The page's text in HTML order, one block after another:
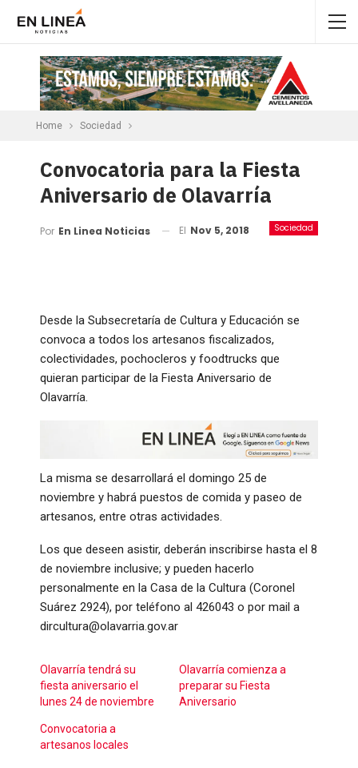
Home Sociedad
Convocatoria para la Fiesta
Aniversario de Olavarría
Sociedad
Por En Linea Noticias El Nov 5, 2018
Desde la Subsecretaría de Cultura y Educación se
convoca a todos los artesanos fiscalizados,
colectividades, pochocleros y foodtrucks que
quieran participar de la Fiesta Aniversario de
Olavarría.
La misma se desarrollará el domingo 25 de
noviembre y habrá puestos de comida y paseo de
artesanos, entre otras actividades.
Los que deseen asistir, deberán inscribirse hasta el 8
de noviembre inclusive; y pueden hacerlo
personalmente en la Casa de la Cultura (Coronel
Suárez 2924), por teléfono al 426043 o por mail a
dircultura@olavarria.gov.ar
Olavarría tendrá su
fiesta aniversario el
lunes 24 de noviembre
Olavarría comienza a
preparar su Fiesta
Aniversario
Convocatoria a
artesanos locales